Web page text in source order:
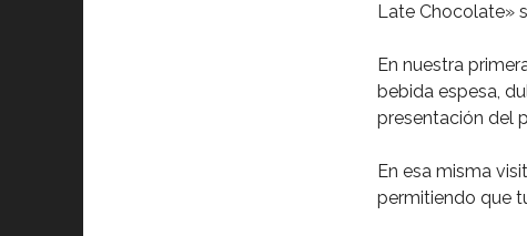
Late Chocolate»
En nuestra
bebida espesa,
presentación del
En esa misma
permitiendo que